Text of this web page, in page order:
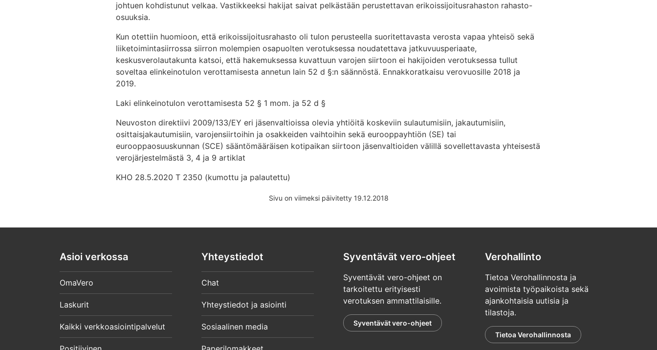
johtuen kohdistunut velkaa. Vastikkeeksi hakijat saivat pelkästään perustettavan erikoissijoitusrahaston rahasto-
osuuksia.
Kun otettiin huomioon, että erikoissijoitusrahasto oli tulon perusteella suoritettavasta verosta vapaa yhteisö sekä
liiketoimintasiirrossa siirron molempien osapuolten verotuksessa noudatettava jatkuvuusperiaate,
keskusverolautakunta katsoi, että hakemuksessa kuvattuun varojen siirtoon ei hakijoiden verotuksessa tullut
soveltaa elinkeinotulon verottamisesta annetun lain 52 d §:n säännöstä. Ennakkoratkaisu verovuosille 2018 ja
2019.
Laki elinkeinotulon verottamisesta 52 § 1 mom. ja 52 d §
Neuvoston direktiivi 2009/133/EY eri jäsenvaltioissa olevia yhtiöitä koskeviin sulautumisiin, jakautumisiin,
osittaisjakautumisiin, varojensiirtoihin ja osakkeiden vaihtoihin sekä eurooppayhtiön (SE) tai
eurooppaosuuskunnan (SCE) sääntömääräisen kotipaikan siirtoon jäsenvaltioiden välillä sovellettavasta yhteisestä
verojärjestelmästä 3, 4 ja 9 artiklat
KHO 28.5.2020 T 2350 (kumottu ja palautettu)
Sivu on viimeksi päivitetty 19.12.2018
Asioi verkossa
OmaVero
Laskurit
Kaikki verkkoasiointipalvelut
Yhteystiedot
Chat
Yhteystiedot ja asiointi
Sosiaalinen media
Syventävät vero-ohjeet
Syventävät vero-ohjeet on
tarkoitettu erityisesti
verotuksen ammattilaisille.
Syventävät vero-ohjeet
Verohallinto
Tietoa Verohallinnosta ja
avoimista työpaikoista sekä
ajankohtaisia uutisia ja
tilastoja.
Tietoa Verohallinnosta